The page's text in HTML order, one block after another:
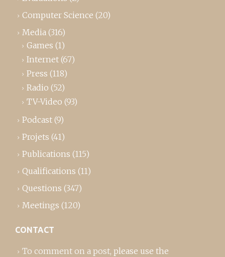
Computer Science (20)
Media (316)
Games (1)
Internet (67)
Press (118)
Radio (52)
TV-Video (93)
Podcast (9)
Projets (41)
Publications (115)
Qualifications (11)
Questions (347)
Meetings (120)
CONTACT
To comment on a post, please use the